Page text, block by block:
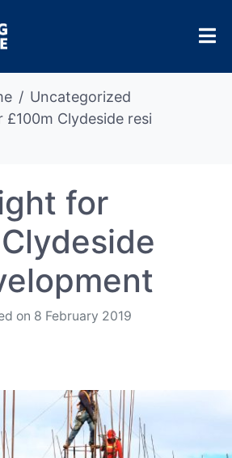
Uncategorized
£100m Clydeside resi
for
on 8 February 2019